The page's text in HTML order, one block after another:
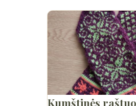
Kumštinės